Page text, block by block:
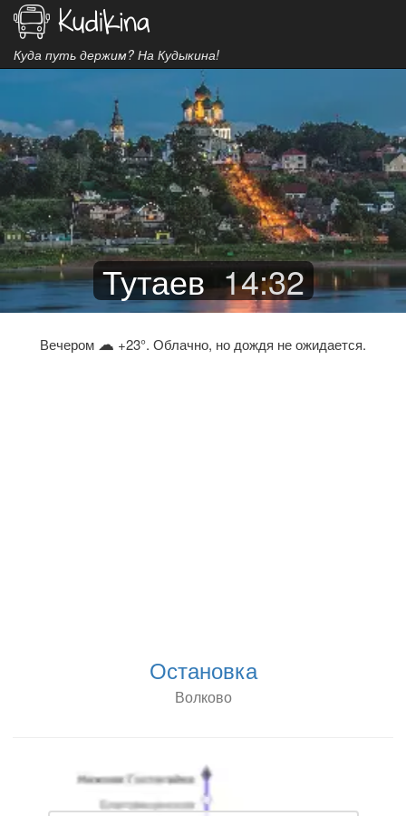
Куда путь держим? На Кудыкина!
Тутаев 14:32
Вечером ☁ +23°. Облачно, но дождя не ожидается.
Остановка
Волково